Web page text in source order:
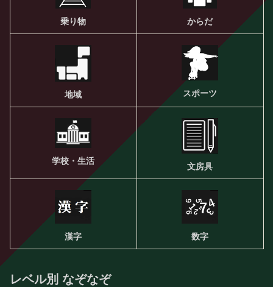
乗り物 からだ
地域 スポーツ
学校・生活
文房具
漢字 数字
レベル別 なぞなぞ